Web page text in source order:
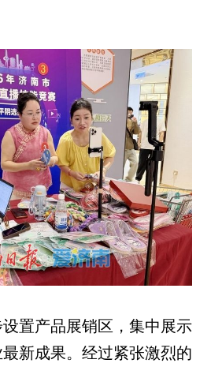
产品展销区，集中展示
新成果。经过紧张激烈的